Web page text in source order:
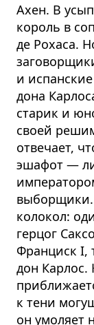
Ахен. В
король в
де Рохаса.
и
дона
старик и
своей
отвечает,
эшафот —
выборщики.
колокол:
герцог
Франциск I,
дон Карлос.
к тени
он умоляет